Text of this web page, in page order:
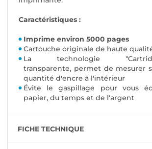
Caractéristiques :
Imprime environ 5000 pages
Cartouche originale de haute
La technologie
transparente, permet de mesurer
quantité d'encre à l'intérieur
Évite le gaspillage pour vous
papier, du temps et de l'argent
FICHE TECHNIQUE